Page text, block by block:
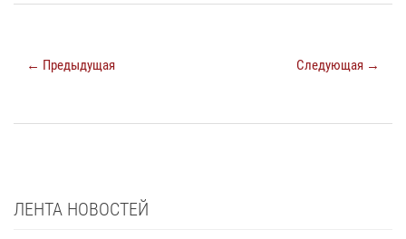
← Предыдущая Следующая →
ЛЕНТА НОВОСТЕЙ